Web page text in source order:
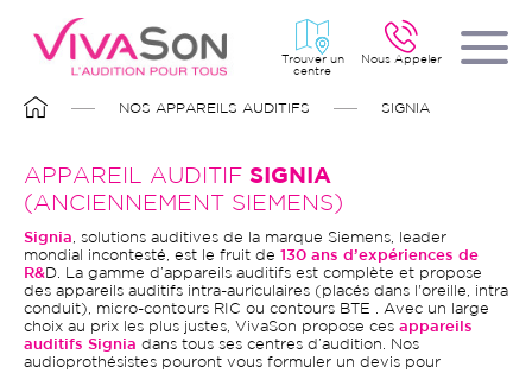
contenu
principal
Nous Appeler
Trouver un
centre
FIL
D'ARIANE
NOS APPAREILS AUDITIFS SIGNIA
APPAREIL AUDITIF SIGNIA
(ANCIENNEMENT SIEMENS)
Signia , solutions auditives de la marque Siemens, leader
mondial incontesté, est le fruit de 130 ans d’expériences de
R& D. La gamme d’appareils auditifs est complète et propose
des appareils auditifs intra-auriculaires (placés dans l'oreille, intra
conduit), micro-contours RIC ou contours BTE . Avec un large
choix au prix les plus justes, VivaSon propose ces appareils
auditifs Signia dans tous ses centres d’audition. Nos
audioprothésistes pouront vous formuler un devis pour